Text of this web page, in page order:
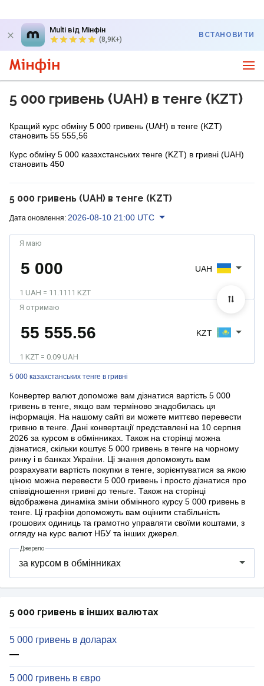
Multi від Мінфін
(8,9K+)
ВСТАНОВИТИ
5 000 гривень (UAH) в тенге (KZT)
Кращий курс обміну 5 000 гривень (UAH) в тенге (KZT)
становить 55 555,56
Курс обміну 5 000 казахстанських тенге (KZT) в гривні (UAH)
становить 450
5 000 гривень (UAH) в тенге (KZT)
Дата оновлення: 2026-08-10 21:00 UTC
5 000 казахстанських тенге в гривні
Я маю
1 UAH = 11.1111 KZT
UAH
Я отримаю
1 KZT = 0.09 UAH
KZT
Конвертер валют допоможе вам дізнатися вартість 5 000
гривень в тенге, якщо вам терміново знадобилась ця
інформація. На нашому сайті ви можете миттєво перевести
гривню в тенге. Дані конвертації представлені на 10 серпня
2026 за курсом в обмінниках. Також на сторінці можна
дізнатися, скільки коштує 5 000 гривень в тенге на чорному
ринку і в банках України. Ці знання допоможуть вам
розрахувати вартість покупки в тенге, зорієнтуватися за якою
ціною можна перевести 5 000 гривень і просто дізнатися про
співвідношення гривні до теньге. Також на сторінці
відображена динаміка зміни обмінного курсу 5 000 гривень в
тенге. Ці графіки допоможуть вам оцінити стабільність
грошових одиниць та грамотно управляти своїми коштами, з
огляду на курс валют НБУ та інших джерел.
Джерело
5 000 гривень в інших валютах
5 000 гривень в доларах
—
5 000 гривень в євро